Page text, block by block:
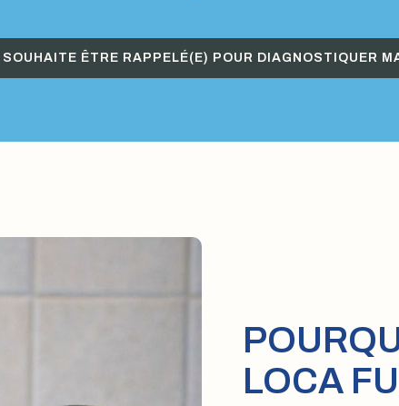
SOUHAITE ÊTRE RAPPELÉ(E) POUR DIAGNOSTIQUER
LOCA